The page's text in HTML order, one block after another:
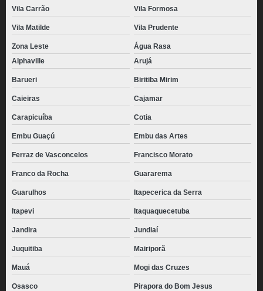
Vila Carrão Vila Formosa
Vila Matilde Vila Prudente
Zona Leste
Água Rasa
Alphaville
Arujá
Barueri Biritiba Mirim
Caieiras Cajamar
Carapicuíba Cotia
Embu Guaçú Embu das Artes
Ferraz de Vasconcelos Francisco Morato
Franco da Rocha Guararema
Guarulhos Itapecerica da Serra
Itapevi Itaquaquecetuba
Jandira Jundiaí
Juquitiba Mairiporã
Mauá Mogi das Cruzes
Osasco Pirapora do Bom Jesus